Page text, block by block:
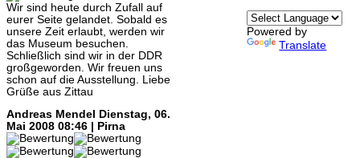
Wir sind heute durch Zufall auf
eurer Seite gelandet. Sobald es
unsere Zeit erlaubt, werden wir
das Museum besuchen.
Schließlich sind wir in der DDR
großgeworden. Wir freuen uns
schon auf die Ausstellung. Liebe
Grüße aus Zittau
Andreas Mendel
Dienstag, 06.
Mai 2008 08:46 | Pirna
Powered by
Translate